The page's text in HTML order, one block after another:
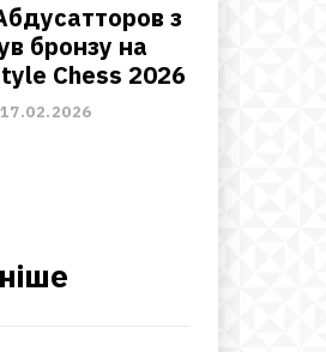
з
бронзу на
Chess 2026
17.02.2026